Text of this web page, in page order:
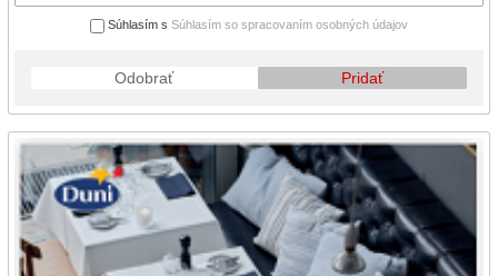
Súhlasím s Súhlasím so spracovaním osobných údajov
Odobrať Pridať